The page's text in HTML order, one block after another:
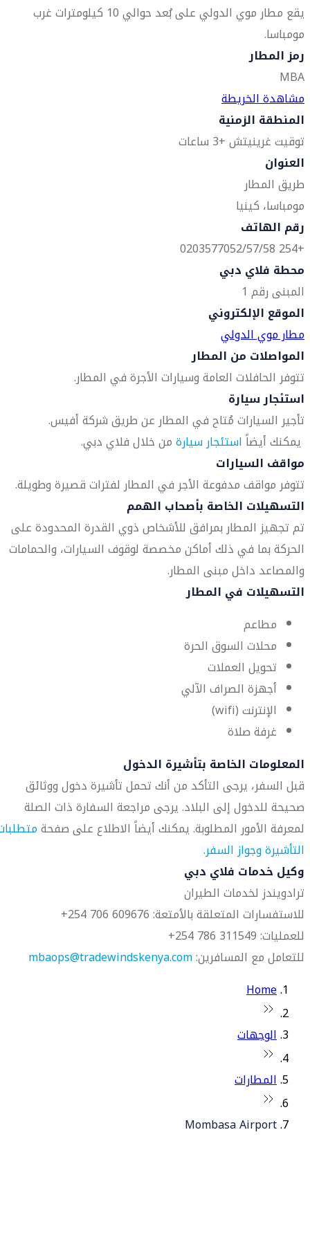
يقع مطار موي الدولي على بُعد حوالي 10 كيلومترات غرب
مومباسا.
رمز المطار
MBA
مشاهدة الخريطة
المنطقة الزمنية
توقيت غرينيتش +3 ساعات
العنوان
طريق المطار
مومباسا، كينيا
رقم الهاتف
+254 0203577052/57/58
محطة فلاي دبي
المبنى رقم 1
الموقع الإلكتروني
مطار موي الدولي
المواصلات من المطار
تتوفر الحافلات العامة وسيارات الأجرة في المطار.
استئجار سيارة
تأجير السيارات مُتاح في المطار عن طريق شركة أفيس.
يمكنك أيضاًاستئجار سيارةمن خلال فلاي دبي.
مواقف السيارات
تتوفر مواقف مدفوعة الأجر في المطار لفترات قصيرة وطويلة.
التسهيلات الخاصة بأصحاب الهمم
تم تجهيز المطار بمرافق للأشخاص ذوي القدرة المحدودة على
الحركة بما في ذلك أماكن مخصصة لوقوف السيارات، والحمامات
والمصاعد داخل مبنى المطار.
التسهيلات في المطار
مطاعم
محلات السوق الحرة
تحويل العملات
أجهزة الصراف الآلي
الإنترنت (wifi)
غرفة صلاة
المعلومات الخاصة بتأشيرة الدخول
قبل السفر، يرجى التأكد من أنك تحمل تأشيرة دخول ووثائق
صحيحة للدخول إلى البلاد. يرجى مراجعة السفارة ذات الصلة
لمعرفة الأمور المطلوبة. يمكنك أيضاً الاطلاع على صفحة
التأشيرة وجواز السفر.
وكيل خدمات فلاي دبي
ترادويندز لخدمات الطيران
للاستفسارات المتعلقة بالأمتعة: 609676 706 254+
للعمليات: 311549 786 254+
للتعامل مع المسافرين:mbaops@tradewindskenya.com
Home
الوجهات
المطارات
Mombasa Airport